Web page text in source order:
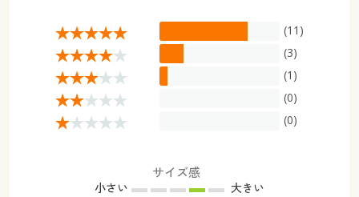
(11)
(3)
(1)
(0)
(0)
サイズ感
小さい 大きい